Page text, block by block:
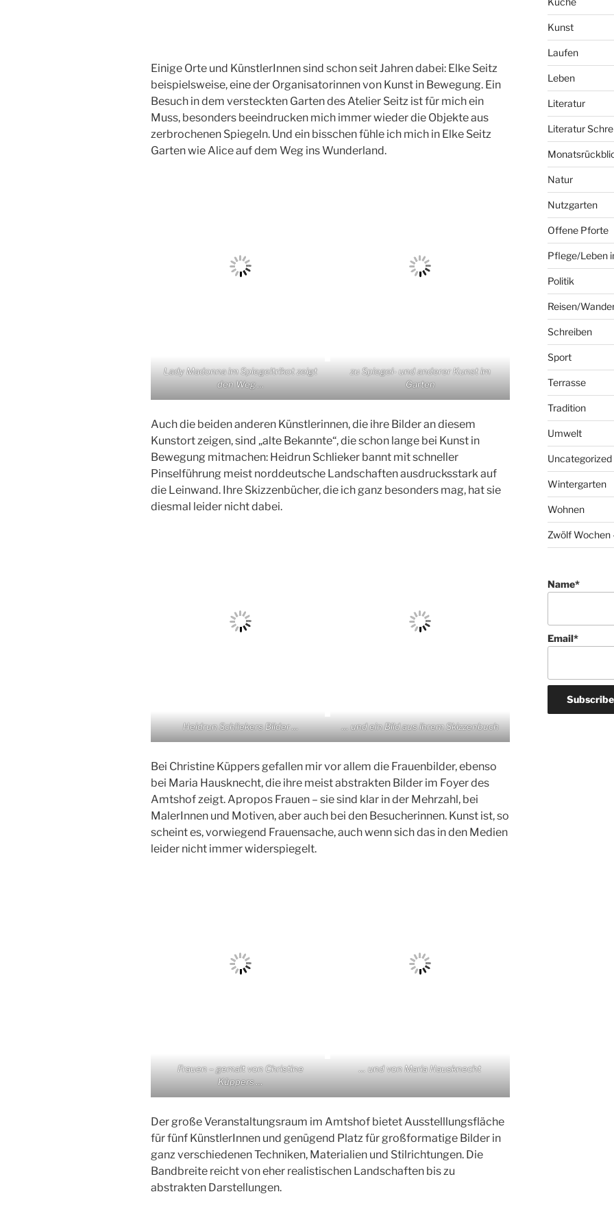
Einige Orte und KünstlerInnen sind schon seit Jahren dabei: Elke Seitz
beispielsweise, eine der Organisatorinnen von Kunst in Bewegung. Ein
Besuch in dem versteckten Garten des Atelier Seitz ist für mich ein
Muss, besonders beeindrucken mich immer wieder die Objekte aus
zerbrochenen Spiegeln. Und ein bisschen fühle ich mich in Elke Seitz
Garten wie Alice auf dem Weg ins Wunderland.
Lady Madonna im Spiegeltrikot zeigt
den Weg …
zu Spiegel- und anderer Kunst im
Garten
Auch die beiden anderen Künstlerinnen, die ihre Bilder an diesem
Kunstort zeigen, sind „alte Bekannte“, die schon lange bei Kunst in
Bewegung mitmachen: Heidrun Schlieker bannt mit schneller
Pinselführung meist norddeutsche Landschaften ausdrucksstark auf
die Leinwand. Ihre Skizzenbücher, die ich ganz besonders mag, hat sie
diesmal leider nicht dabei.
Heidrun Schliekers Bilder … … und ein Bild aus ihrem Skizzenbuch
Bei Christine Küppers gefallen mir vor allem die Frauenbilder, ebenso
bei Maria Hausknecht, die ihre meist abstrakten Bilder im Foyer des
Amtshof zeigt. Apropos Frauen – sie sind klar in der Mehrzahl, bei
MalerInnen und Motiven, aber auch bei den Besucherinnen. Kunst ist, so
scheint es, vorwiegend Frauensache, auch wenn sich das in den Medien
leider nicht immer widerspiegelt.
Frauen – gemalt von Christine
Küppers …
… und von Maria Hausknecht
Der große Veranstaltungsraum im Amtshof bietet Ausstelllungsfläche
für fünf KünstlerInnen und genügend Platz für großformatige Bilder in
ganz verschiedenen Techniken, Materialien und Stilrichtungen. Die
Bandbreite reicht von eher realistischen Landschaften bis zu
abstrakten Darstellungen.
Kunst
Laufen
Leben
Literatur
Literatur
Natur
Nutzgarten
Offene Pforte
Pflege/Leben
Politik
Reisen/
Schreiben
Sport
Terrasse
Tradition
Umwelt
Uncategorized
Wintergarten
Wohnen
Zwölf Wochen
Name*
Email*